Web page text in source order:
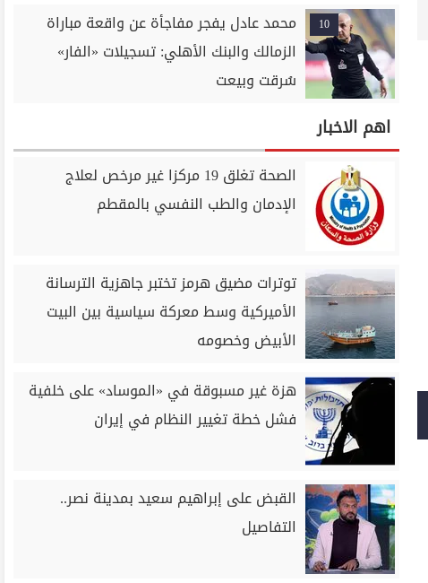
10
محمد عادل يفجر مفاجأة عن واقعة مباراة
الزمالك والبنك الأهلي: تسجيلات «الفار»
سُرقت وبيعت
اهم الاخبار
الصحة تغلق 19 مركزا غير مرخص لعلاج
الإدمان والطب النفسي بالمقطم
توترات مضيق هرمز تختبر جاهزية الترسانة
الأميركية وسط معركة سياسية بين البيت
الأبيض وخصومه
هزة غير مسبوقة في «الموساد» على خلفية
فشل خطة تغيير النظام في إيران
القبض على إبراهيم سعيد بمدينة نصر..
التفاصيل